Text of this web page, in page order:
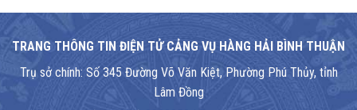
TRANG THÔNG TIN ĐIỆN TỬ CẢNG VỤ HÀNG HẢI BÌNH THUẬN
Trụ sở chính: Số 345 Đường Võ Văn Kiệt, Phường Phú Thủy, tỉnh
Lâm Đồng